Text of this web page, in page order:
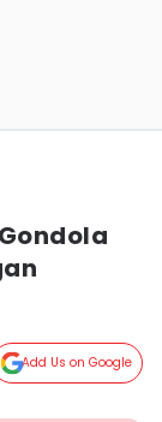
Add Us on Google